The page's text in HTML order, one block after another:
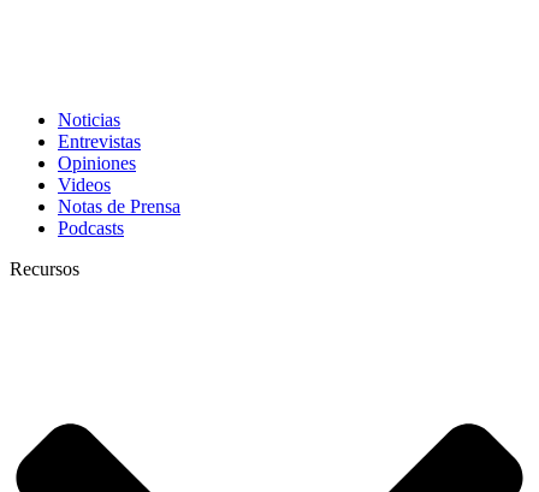
Noticias
Entrevistas
Opiniones
Videos
Notas de Prensa
Podcasts
Recursos